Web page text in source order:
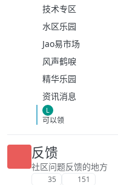
技术专区
水区乐园
Jao易市场
风声鹤唳
精华乐园
资讯消息
L
可以领
反馈
社区问题反馈的地方
35 151